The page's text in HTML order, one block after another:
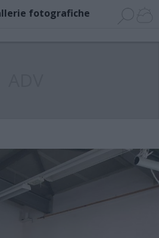
fotografiche